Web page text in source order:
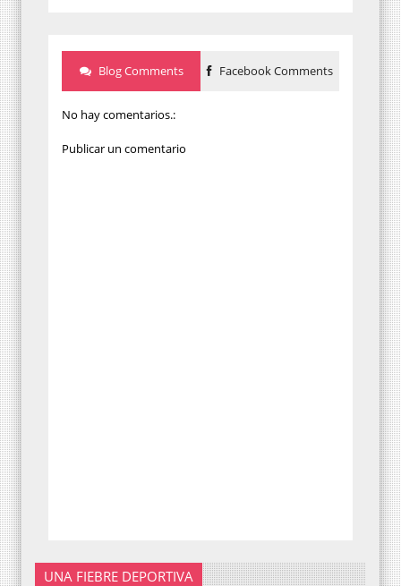
Blog Comments Facebook Comments
No hay comentarios.:
Publicar un comentario
UNA FIEBRE DEPORTIVA